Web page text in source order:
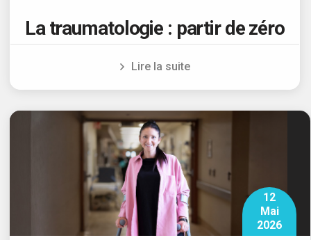
La traumatologie : partir de zéro
Lire la suite
12
Mai
2026